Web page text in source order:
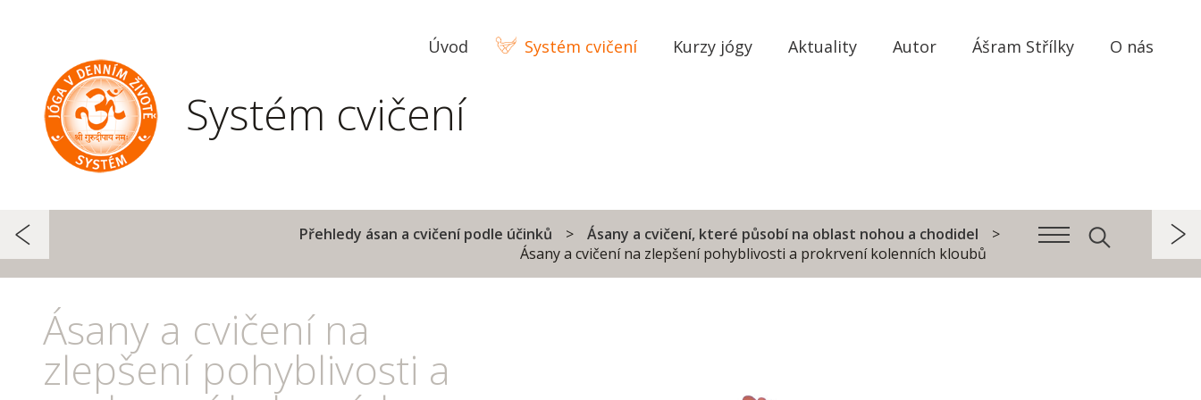
Systém cvičení
Úvod Systém cvičení Kurzy jógy Aktuality Autor Ášram Střílky O nás
Přehledy ásan a cvičení podle účinků
Ásany a cvičení, které působí na oblast nohou a chodidel
Ásany a cvičení na zlepšení pohyblivosti a prokrvení kolenních kloubů
Ásany a cvičení na
zlepšení pohyblivosti a